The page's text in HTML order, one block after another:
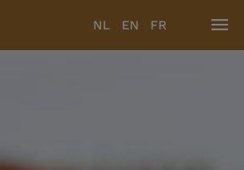
NL EN FR